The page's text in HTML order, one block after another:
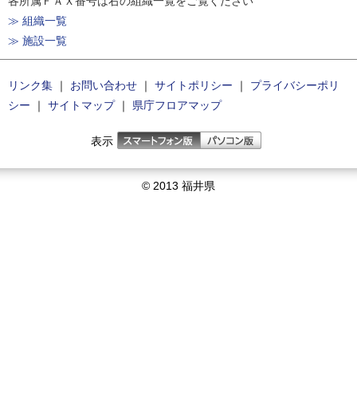
≫ 組織一覧
≫ 施設一覧
リンク集 ｜ お問い合わせ ｜ サイトポリシー ｜
プライバシーポリ
シー ｜ サイトマップ｜ 県庁フロアマップ
表示
© 2013 福井県